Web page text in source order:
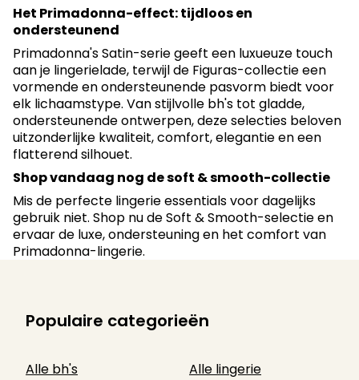
Het Primadonna-effect: tijdloos en
ondersteunend
Primadonna's Satin-serie geeft een luxueuze touch
aan je lingerielade, terwijl de Figuras-collectie een
vormende en ondersteunende pasvorm biedt voor
elk lichaamstype. Van stijlvolle bh's tot gladde,
ondersteunende ontwerpen, deze selecties beloven
uitzonderlijke kwaliteit, comfort, elegantie en een
flatterend silhouet.
Shop vandaag nog de soft & smooth-collectie
Mis de perfecte lingerie essentials voor dagelijks
gebruik niet. Shop nu de Soft & Smooth-selectie en
ervaar de luxe, ondersteuning en het comfort van
Primadonna-lingerie.
Populaire categorieën
Alle bh's
Alle lingerie